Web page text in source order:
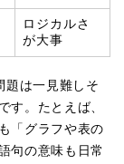
ロジカルさ
が大事
題は一見難しそ
す。たとえば、
「グラフや表の
句の意味も日常